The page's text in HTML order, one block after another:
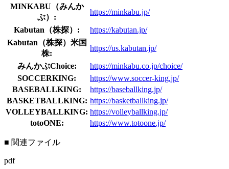
MINKABU（みんか
ぶ）:
https://minkabu.jp/
Kabutan（株探）:
https://kabutan.jp/
Kabutan（株探）米国
株:
https://us.kabutan.jp/
みんかぶChoice:
https://minkabu.co.jp/choice/
SOCCERKING:
https://www.soccer-king.jp/
BASEBALLKING:
https://baseballking.jp/
BASKETBALLKING: https://basketballking.jp/
VOLLEYBALLKING: https://volleyballking.jp/
totoONE:
https://www.totoone.jp/
■ 関連ファイル
pdf